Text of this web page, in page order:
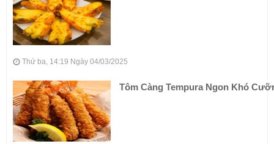
Thứ ba, 14:19 Ngày 04/03/2025
Tôm Càng Tempura Ngon Khó